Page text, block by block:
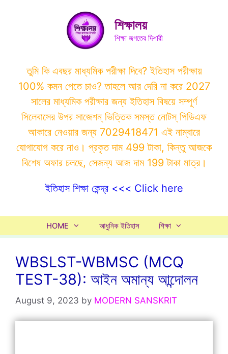
শিক্ষালয়
শিক্ষা জগতের দিশারী
তুমি কি এবছর মাধ্যমিক পরীক্ষা দিবে? ইতিহাস পরীক্ষায়
100% কমন পেতে চাও? তাহলে আর দেরি না করে 2027
সালের মাধ্যমিক পরীক্ষার জন্য ইতিহাস বিষয়ে সম্পূর্ণ
সিলেবাসের উপর সাজেশন্ ভিত্তিক সমস্ত নোটস্ পিডিএফ
আকারে নেওয়ার জন্য 7029418471 এই নাম্বারে
যোগাযোগ করে নাও। প্রকৃত দাম 499 টাকা, কিন্তু আজকে
বিশেষ অফার চলছে, সেজন্য আজ দাম 199 টাকা মাত্র।
ইতিহাস শিক্ষা কেন্দ্র <<< Click here
HOME আধুনিক ইতিহাস শিক্ষা
WBSLST-WBMSC (MCQ
TEST-38): আইন অমান্য আন্দোলন
August 9, 2023 by MODERN SANSKRIT